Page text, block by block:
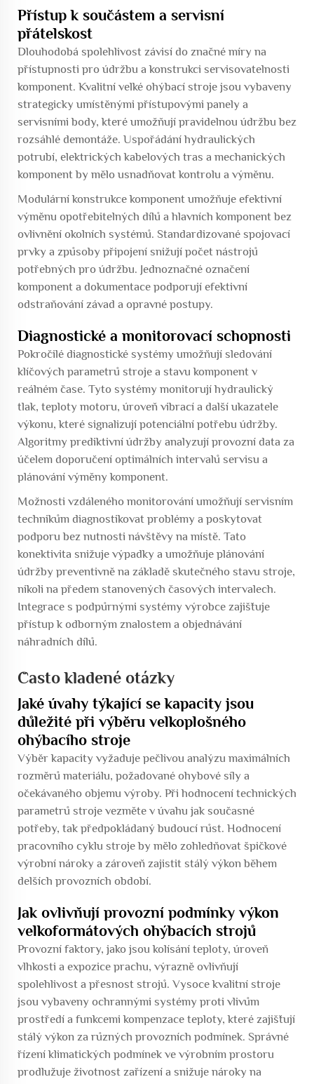
Přístup k součástem a servisní
přátelskost
Dlouhodobá spolehlivost závisí do značné míry na
přístupnosti pro údržbu a konstrukci servisovatelnosti
komponent. Kvalitní velké ohýbací stroje jsou vybaveny
strategicky umístěnými přístupovými panely a
servisními body, které umožňují pravidelnou údržbu bez
rozsáhlé demontáže. Uspořádání hydraulických
potrubí, elektrických kabelových tras a mechanických
komponent by mělo usnadňovat kontrolu a výměnu.
Modulární konstrukce komponent umožňuje efektivní
výměnu opotřebitelných dílů a hlavních komponent bez
ovlivnění okolních systémů. Standardizované spojovací
prvky a způsoby připojení snižují počet nástrojů
potřebných pro údržbu. Jednoznačné označení
komponent a dokumentace podporují efektivní
odstraňování závad a opravné postupy.
Diagnostické a monitorovací schopnosti
Pokročilé diagnostické systémy umožňují sledování
klíčových parametrů stroje a stavu komponent v
reálném čase. Tyto systémy monitorují hydraulický
tlak, teploty motoru, úroveň vibrací a další ukazatele
výkonu, které signalizují potenciální potřebu údržby.
Algoritmy prediktivní údržby analyzují provozní data za
účelem doporučení optimálních intervalů servisu a
plánování výměny komponent.
Možnosti vzdáleného monitorování umožňují servisním
technikům diagnostikovat problémy a poskytovat
podporu bez nutnosti návštěvy na místě. Tato
konektivita snižuje výpadky a umožňuje plánování
údržby preventivně na základě skutečného stavu stroje,
nikoli na předem stanovených časových intervalech.
Integrace s podpůrnými systémy výrobce zajišťuje
přístup k odborným znalostem a objednávání
náhradních dílů.
Často kladené otázky
Jaké úvahy týkající se kapacity jsou
důležité při výběru velkoplošného
ohýbacího stroje
Výběr kapacity vyžaduje pečlivou analýzu maximálních
rozměrů materiálu, požadované ohybové síly a
očekávaného objemu výroby. Při hodnocení technických
parametrů stroje vezměte v úvahu jak současné
potřeby, tak předpokládaný budoucí růst. Hodnocení
pracovního cyklu stroje by mělo zohledňovat špičkové
výrobní nároky a zároveň zajistit stálý výkon během
delších provozních období.
Jak ovlivňují provozní podmínky výkon
velkoformátových ohýbacích strojů
Provozní faktory, jako jsou kolísání teploty, úroveň
vlhkosti a expozice prachu, výrazně ovlivňují
spolehlivost a přesnost strojů. Vysoce kvalitní stroje
jsou vybaveny ochrannými systémy proti vlivům
prostředí a funkcemi kompenzace teploty, které zajišťují
stálý výkon za různých provozních podmínek. Správné
řízení klimatických podmínek ve výrobním prostoru
prodlužuje životnost zařízení a snižuje nároky na